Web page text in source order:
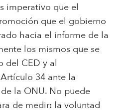
imperativo que el
que el gobierno
hacia el informe de la
los mismos que se
del CED y al
34 ante la
la ONU. No puede
de medir: la voluntad